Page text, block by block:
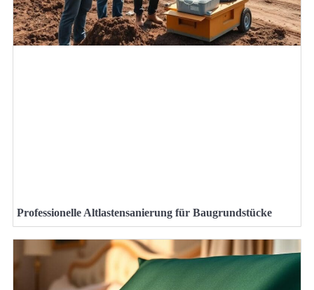
Professionelle Altlastensanierung für Baugrundstücke